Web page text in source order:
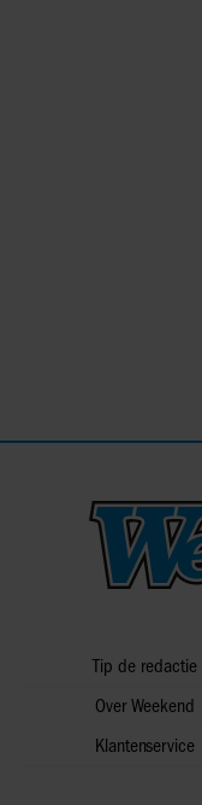
Tip de redactie
Over Weekend
Klantenservice